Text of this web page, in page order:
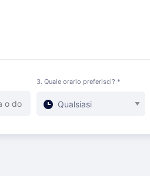
3. Quale orario preferisci? *